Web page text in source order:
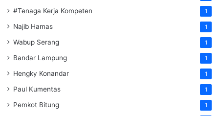
#Tenaga Kerja Kompeten 1
Najib Hamas 1
Wabup Serang 1
Bandar Lampung 1
Hengky Konandar 1
Paul Kumentas 1
Pemkot Bitung 1